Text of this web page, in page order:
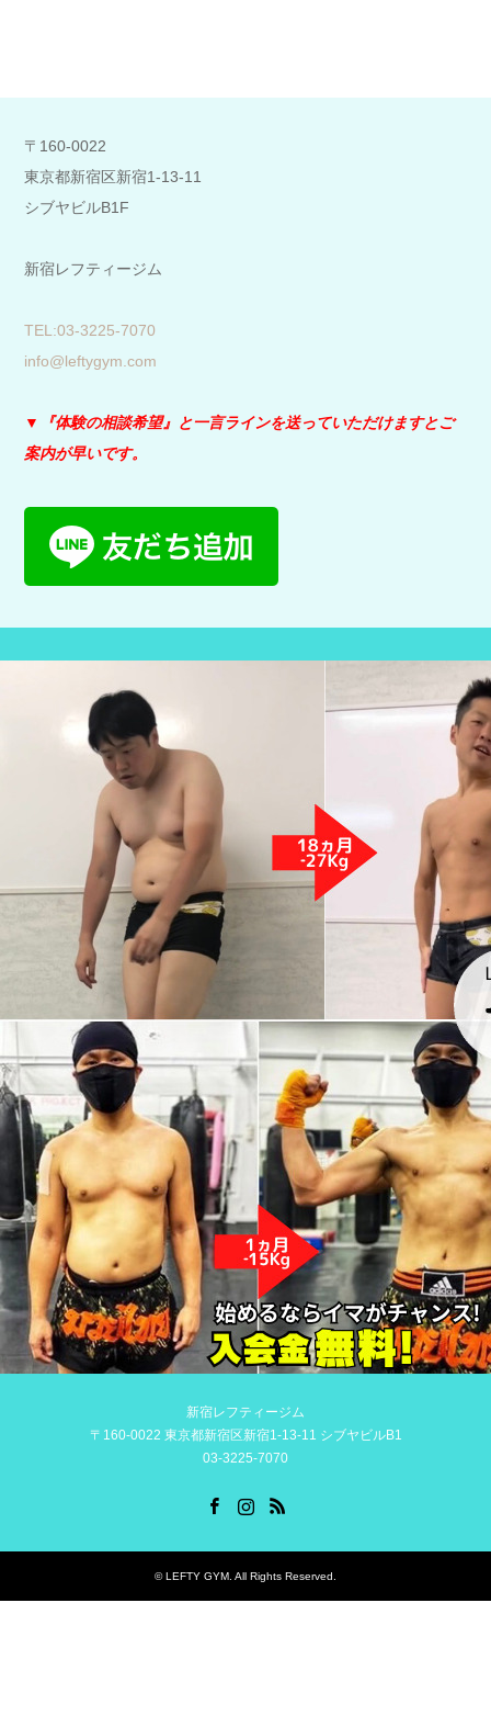
〒160-0022
東京都新宿区新宿1-13-11
シブヤビルB1F
新宿レフティージム
​TEL:03-3225-7070
info@leftygym.com
▼『体験の相談希望』と一言ラインを送っていただけますとご
案内が早いです。
新宿レフティージム
〒160-0022 東京都新宿区新宿1-13-11 シブヤビルB1
03-3225-7070
©LEFTY GYM . All Rights Reserved.